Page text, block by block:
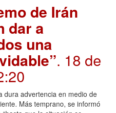
de Irán
dar a
una
. 18 de
dura advertencia en medio de
Más temprano, se informó